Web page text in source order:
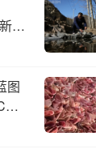
模
图
明